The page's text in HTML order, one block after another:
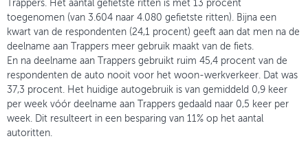
Trappers. Het aantal gefietste ritten is met 13 procent
toegenomen (van 3.604 naar 4.080 gefietste ritten). Bijna een
kwart van de respondenten (24,1 procent) geeft aan dat men na de
deelname aan Trappers meer gebruik maakt van de fiets.
En na deelname aan Trappers gebruikt ruim 45,4 procent van de
respondenten de auto nooit voor het woon-werkverkeer. Dat was
37,3 procent. Het huidige autogebruik is van gemiddeld 0,9 keer
per week vóór deelname aan Trappers gedaald naar 0,5 keer per
week. Dit resulteert in een besparing van 11% op het aantal
autoritten.